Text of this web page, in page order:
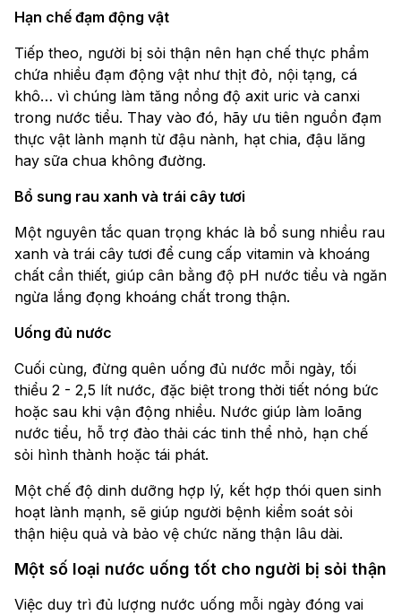
Hạn chế đạm động vật
Tiếp theo, người bị sỏi thận nên hạn chế thực phẩm
chứa nhiều đạm động vật như thịt đỏ, nội tạng, cá
khô… vì chúng làm tăng nồng độ axit uric và canxi
trong nước tiểu. Thay vào đó, hãy ưu tiên nguồn đạm
thực vật lành mạnh từ đậu nành, hạt chia, đậu lăng
hay sữa chua không đường.
Bổ sung rau xanh và trái cây tươi
Một nguyên tắc quan trọng khác là bổ sung nhiều rau
xanh và trái cây tươi để cung cấp vitamin và khoáng
chất cần thiết, giúp cân bằng độ pH nước tiểu và ngăn
ngừa lắng đọng khoáng chất trong thận.
Uống đủ nước
Cuối cùng, đừng quên uống đủ nước mỗi ngày, tối
thiểu 2 - 2,5 lít nước, đặc biệt trong thời tiết nóng bức
hoặc sau khi vận động nhiều. Nước giúp làm loãng
nước tiểu, hỗ trợ đào thải các tinh thể nhỏ, hạn chế
sỏi hình thành hoặc tái phát.
Một chế độ dinh dưỡng hợp lý, kết hợp thói quen sinh
hoạt lành mạnh, sẽ giúp người bệnh kiểm soát sỏi
thận hiệu quả và bảo vệ chức năng thận lâu dài.
Một số loại nước uống tốt cho người bị sỏi thận
Việc duy trì đủ lượng nước uống mỗi ngày đóng vai